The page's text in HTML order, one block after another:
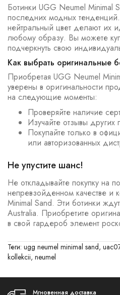
Ботинки UGG Neumel Minimal
последних модных
нейтральный цвет делают их
любому образу. Вы можете
подчеркнуть свою
Как выбрать оригинальные
Приобретая UGG Neumel
уверены в оригинальности
на следующие моменты:
Проверяйте наличие
Изучайте отзывы других
Покупайте только в
или авторизованных
Не упустите шанс!
Не откладывайте покупку на
непревзойденном качестве и
Minimal Sand. Эти ботинки
Australia. Приобретите
в свой гардероб элемент
Теги: ugg neumel minimal sand,
kollekcii, neumel
Мгновенная доставка